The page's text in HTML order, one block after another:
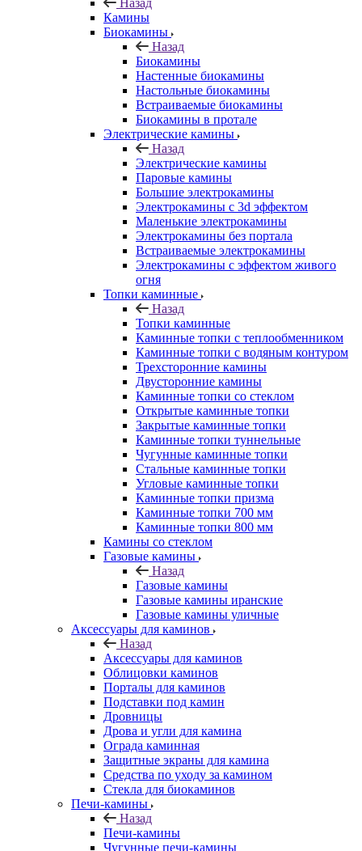
Назад
Камины
Биокамины
Назад
Биокамины
Настенные биокамины
Настольные биокамины
Встраиваемые биокамины
Биокамины в протале
Электрические камины
Назад
Электрические камины
Паровые камины
Большие электрокамины
Электрокамины с 3d эффектом
Маленькие электрокамины
Электрокамины без портала
Встраиваемые электрокамины
Электрокамины с эффектом живого
огня
Топки каминные
Назад
Топки каминные
Каминные топки с теплообменником
Каминные топки с водяным контуром
Трехсторонние камины
Двусторонние камины
Каминные топки со стеклом
Открытые каминные топки
Закрытые каминные топки
Каминные топки туннельные
Чугунные каминные топки
Стальные каминные топки
Угловые каминные топки
Каминные топки призма
Каминные топки 700 мм
Каминные топки 800 мм
Камины со стеклом
Газовые камины
Назад
Газовые камины
Газовые камины иранские
Газовые камины уличные
Аксессуары для каминов
Назад
Аксессуары для каминов
Облицовки каминов
Порталы для каминов
Подставки под камин
Дровницы
Дрова и угли для камина
Ограда каминная
Защитные экраны для камина
Средства по уходу за камином
Стекла для биокаминов
Печи-камины
Назад
Печи-камины
Чугунные печи-камины